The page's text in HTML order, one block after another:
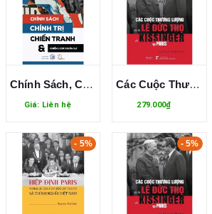
Chính Sách, Chính Trị, Chiến Tranh Và Chiến Lược Quân Sự - Christopher Bassford
Giá: Liên hệ
Các Cuộc Thương Lượng Lê Đức Thọ - Kissinger Tại Paris (Bìa Cứng) Lưu Văn Lợi, Nguyễn Anh Vũ
279.000₫
- 5% - 5%